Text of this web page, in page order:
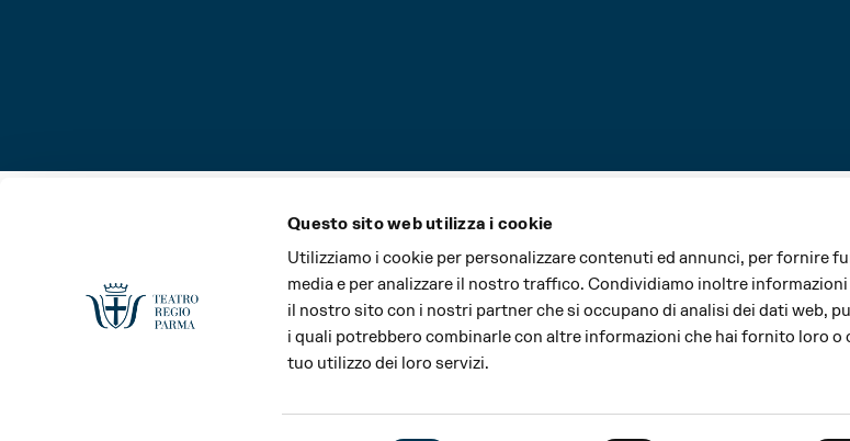
Questo sito web utilizza i cookie
Utilizziamo i cookie per personalizzare contenuti ed annunci, per fornire
media e per analizzare il nostro traffico. Condividiamo inoltre
il nostro sito con i nostri partner che si occupano di analisi dei dati web,
i quali potrebbero combinarle con altre informazioni che hai fornito loro o
tuo utilizzo dei loro servizi.
La Stagione del Teatro Regio di Parma e il Festival Verdi sono realizzati grazie al contributo di: